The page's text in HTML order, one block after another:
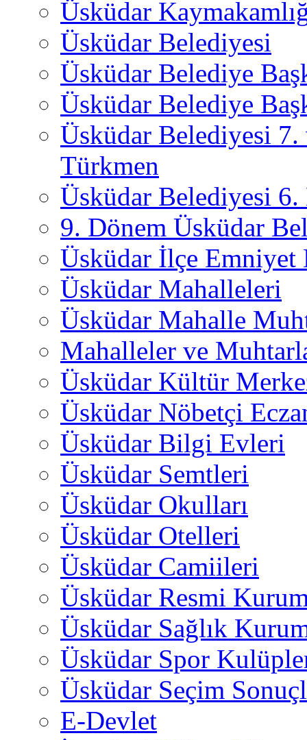
Üsküdar
Üsküdar Belediyesi
Üsküdar Belediye
Üsküdar Belediye
Üsküdar Belediyesi
Türkmen
Üsküdar Belediyesi 6.
9. Dönem Üsküdar
Üsküdar İlçe
Üsküdar Mahalleleri
Üsküdar Mahalle
Mahalleler ve
Üsküdar Kültür
Üsküdar Nöbetçi
Üsküdar Bilgi Evleri
Üsküdar Semtleri
Üsküdar Okulları
Üsküdar Otelleri
Üsküdar Camiileri
Üsküdar Resmi
Üsküdar Sağlık
Üsküdar Spor
Üsküdar Seçim
E-Devlet